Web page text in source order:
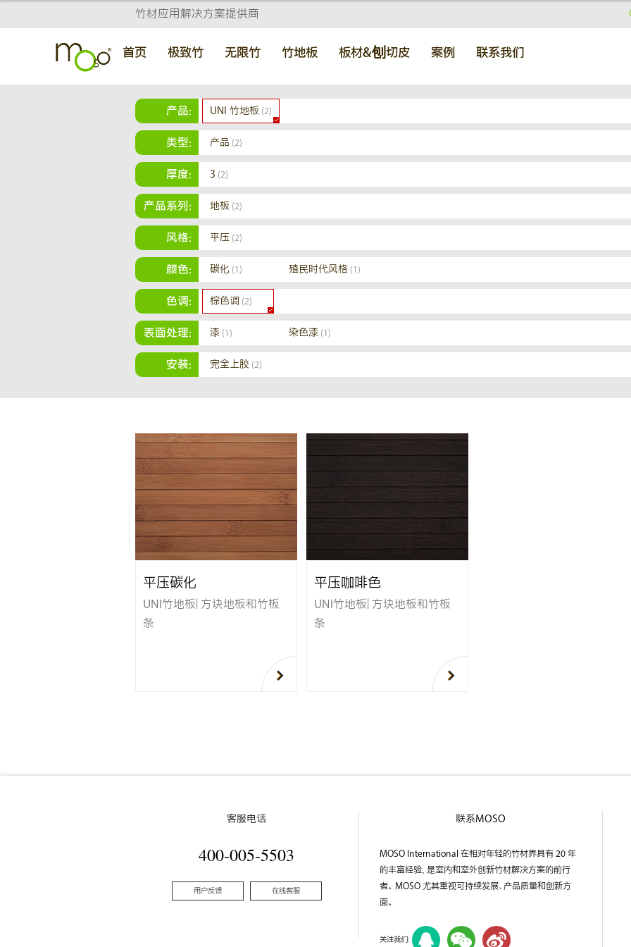
竹材应用解决方案提供商
首页 极致竹 无限竹 竹地板 板材&刨切皮 案例 联系我们
产品: UNI 竹地板 (2)
类型: 产品 (2)
厚度: 3 (2)
产品系列: 地板 (2)
风格: 平压 (2)
颜色: 碳化 (1) 殖民时代风格 (1)
色调: 棕色调 (2)
表面处理: 漆 (1) 染色漆 (1)
安装: 完全上胶 (2)
平压碳化
UNI竹地板| 方块地板和竹板
条
平压咖啡色
UNI竹地板| 方块地板和竹板
条
客服电话
400-005-5503
用户反馈 在线客服
联系MOSO
MOSO International 在相对年轻的竹材界具有 20 年
的丰富经验，是室内和室外创新竹材解决方案的前行
者。 MOSO 尤其重视可持续发展、产品质量和创新方
面。
关注我们：